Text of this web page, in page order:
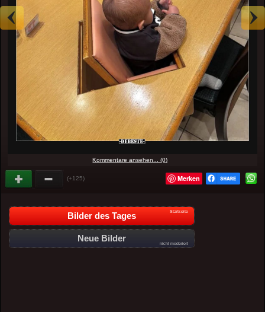
Kommentare ansehen... (0)
(+125) Merken
Bilder des Tages Startseite
Neue Bilder
nicht moderiert